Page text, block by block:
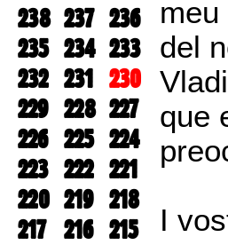
238 237 236
235 234 233
232 231 230
229 228 227
226 225 224
223 222 221
220 219 218
217 216 215
meu
del
que
I